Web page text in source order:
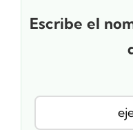
Escribe el